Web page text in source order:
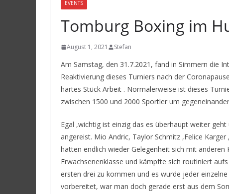
EVENTS
Tomburg Boxing im
August 1, 2021 Stefan
Am Samstag, den 31.7.2021, fand in Simmern die
Reaktivierung dieses Turniers nach der
hartes Stück Arbeit . Normalerweise ist dieses
zwischen 1500 und 2000 Sportler um
Egal ,wichtig ist einzig das es überhaupt weiter
angereist. Mio Andric, Taylor Schmitz ,Felice
hatten endlich wieder Gelegenheit sich mit
Erwachsenenklasse und kämpfte sich routiniert
ersten drei zu kommen und es wurde jeder
vorbereitet, war man doch gerade erst aus dem